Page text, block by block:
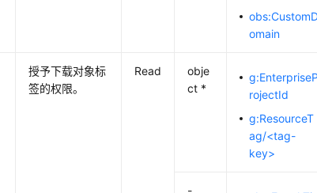
omain
授予下载对象标
签的权限。
Read
obje
ct *
g:EnterpriseP
rojectId
g:ResourceT
ag/<tag-
key>
-